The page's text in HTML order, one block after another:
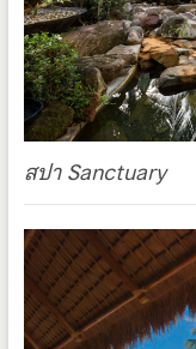
สปา Sanctuary